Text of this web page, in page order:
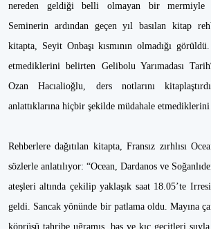
nereden geldiği belli olmayan bir mermiyle
Seminerin ardından geçen yıl basılan kitap
kitapta, Seyit Onbaşı kısmının olmadığı
etmediklerini belirten Gelibolu Yarımadası
Ozan Hacıalioğlu, ders notlarını
anlattıklarına hiçbir şekilde müdahale
Rehberlere dağıtılan kitapta, Fransız zırhlısı
sözlerle anlatılıyor: “Ocean, Dardanos ve
ateşleri altında çekilip yaklaşık saat 18.05’te
geldi. Sancak yönünde bir patlama oldu. Mayına
köprüsü tahribe uğramış, baş ve kıç geçitleri